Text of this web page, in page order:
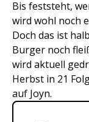
Bis feststeht,
wird wohl noch
Doch das ist
Burger noch
wird aktuell
Herbst in 21
auf Joyn.